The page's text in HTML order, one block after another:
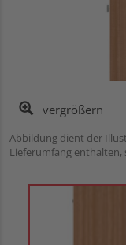
vergrößern
Abbildung dient der
Lieferumfang enthalten,